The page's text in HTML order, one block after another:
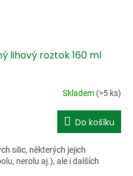
lihový roztok 160 ml
Skladem (>5 ks)
Do košíku
silic, některých jejich
nerolu aj.), ale i dalších